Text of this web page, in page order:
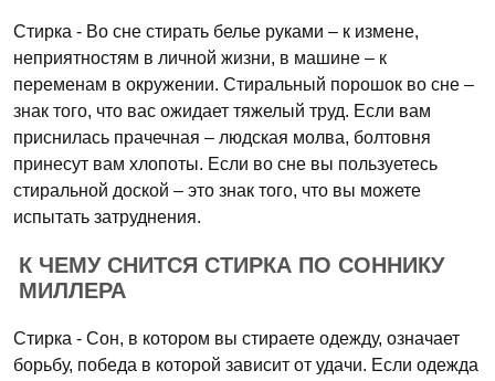
Стирка - Во сне стирать белье руками – к измене,
неприятностям в личной жизни, в машине – к
переменам в окружении. Стиральный порошок во сне –
знак того, что вас ожидает тяжелый труд. Если вам
приснилась прачечная – людская молва, болтовня
принесут вам хлопоты. Если во сне вы пользуетесь
стиральной доской – это знак того, что вы можете
испытать затруднения.
К ЧЕМУ СНИТСЯ СТИРКА ПО СОННИКУ
МИЛЛЕРА
Стирка - Сон, в котором вы стираете одежду, означает
борьбу, победа в которой зависит от удачи. Если одежда